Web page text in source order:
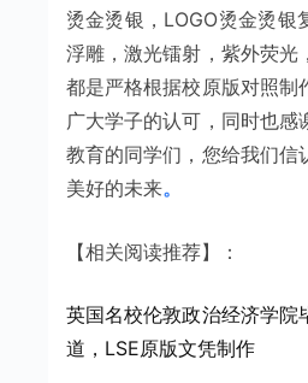
烫金烫银，LOGO烫金烫银
浮雕，激光镭射，紫外荧光
都是严格根据校原版对照制
广大学子的认可，同时也感
教育的同学们，您给我们信
美好的未来。
【相关阅读推荐】：
英国名校伦敦政治经济学院
道，LSE原版文凭制作